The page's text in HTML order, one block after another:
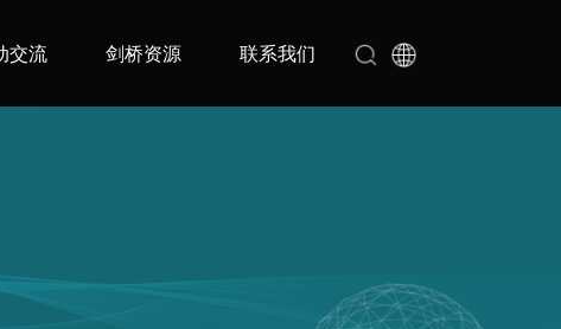
交流 剑桥资源 联系我们